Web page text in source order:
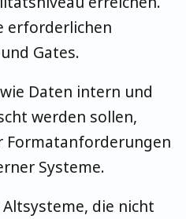
erforderlichen
Gates.
Daten intern und
werden sollen,
Formatanforderungen
Systeme.
die nicht